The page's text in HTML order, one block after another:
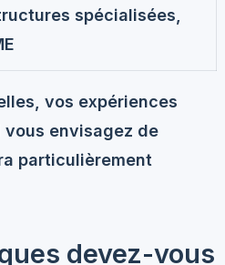
spécialisées,
vos expériences
vous envisagez de
particulièrement
devez-vous